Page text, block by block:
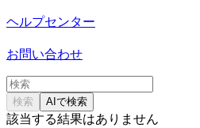
ヘルプセンター
お問い合わせ
検索 AIで検索
該当する結果はありません